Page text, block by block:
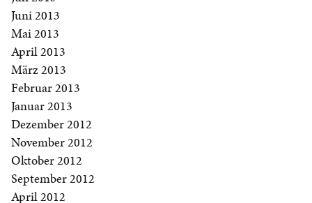
Juni 2013
Mai 2013
April 2013
März 2013
Februar 2013
Januar 2013
Dezember 2012
November 2012
Oktober 2012
September 2012
April 2012